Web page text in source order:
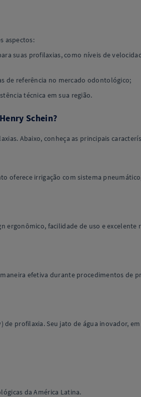
aspectos:
suas profilaxias, como níveis de
de referência no mercado odontológico;
técnica em sua região.
Schein?
Abaixo, conheça as principais
oferece irrigação com sistema
ergonômico, facilidade de uso e excelente
efetiva durante procedimentos de
profilaxia. Seu jato de água inovador,
da América Latina.